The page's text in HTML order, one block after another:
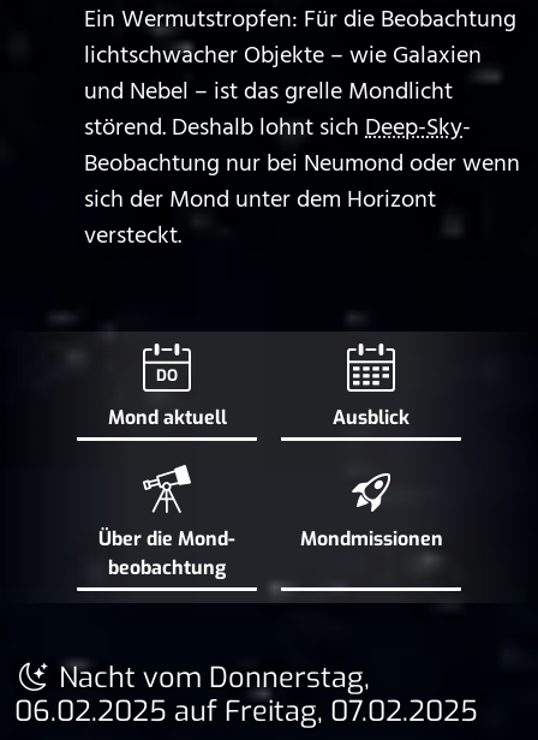
Ein Wermutstropfen: Für die Beobachtung
lichtschwacher Objekte – wie Galaxien
und Nebel – ist das grelle Mondlicht
störend. Deshalb lohnt sichDeep-Sky-
Beobachtung nur bei Neumond oder wenn
sich der Mond unter dem Horizont
versteckt.
DO
Mond aktuell Ausblick
Über die Mond­
beobachtung
Mond­missionen
Nacht vom Donnerstag,
06.02.2025 auf Freitag, 07.02.2025